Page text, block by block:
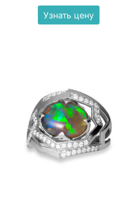
Узнать цену